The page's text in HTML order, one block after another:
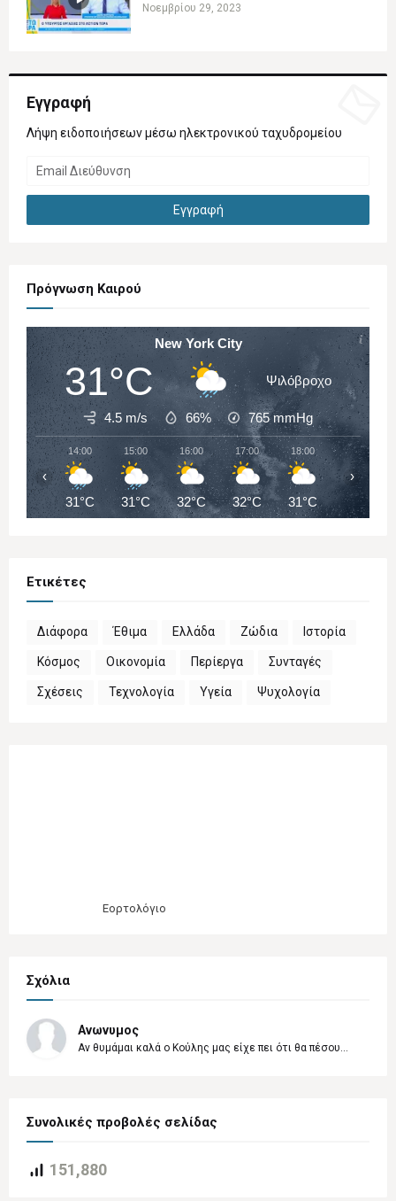
Νοεμβρίου 29, 2023
Εγγραφή
Λήψη ειδοποιήσεων μέσω ηλεκτρονικού ταχυδρομείου
Πρόγνωση Καιρού
New York City
31°C Ψιλόβροχο
4.5 m/s 66% 765mmHg
14:00
31°C
15:00
31°C
16:00
32°C
17:00
32°C
18:00
31°C
19:00
31°C
‹ ›
Ετικέτες
Διάφορα Έθιμα Ελλάδα Ζώδια Ιστορία
Κόσμος Οικονομία Περίεργα Συνταγές
Σχέσεις Τεχνολογία Υγεία Ψυχολογία
Εορτολόγιο
Σχόλια
Ανωνυμος
Αν θυμάμαι καλά ο Κούλης μας είχε πει ότι θα πέσου...
Συνολικές προβολές σελίδας
151,880